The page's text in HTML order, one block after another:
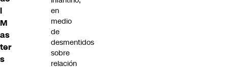
l
M
as
ter
s
en
medio
de
desmentidos
sobre
relación